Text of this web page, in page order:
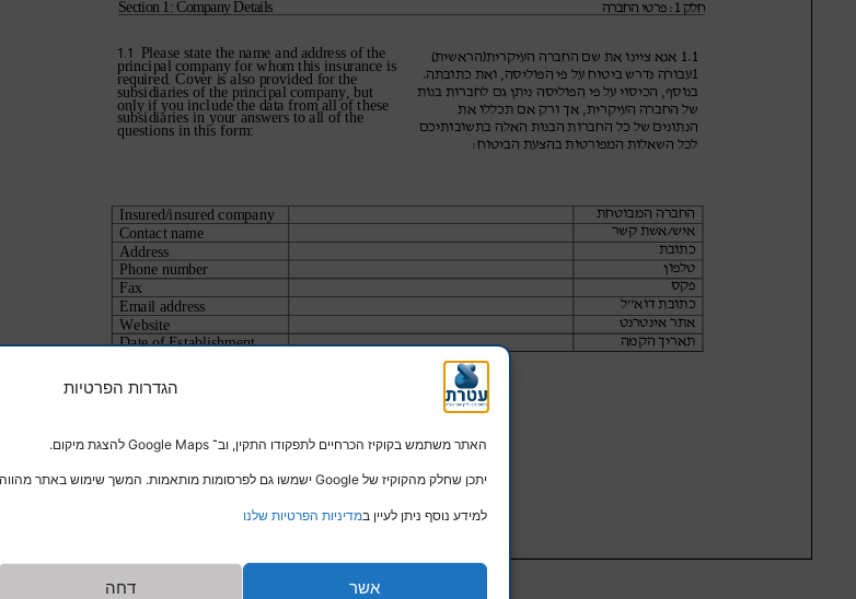
הגדרות הפרטיות
האתר משתמש בקוקיז הכרחיים לתפקודו התקין, וב־ Google Maps להצגת מיקום.
יתכן שחלק מהקוקיז של Google ישמשו גם לפרסומות מותאמות. המשך שימוש באתר מהווה הסכמה לכך.
למידע נוסף ניתן לעיין במדיניות הפרטיות שלנו
אשר דחה